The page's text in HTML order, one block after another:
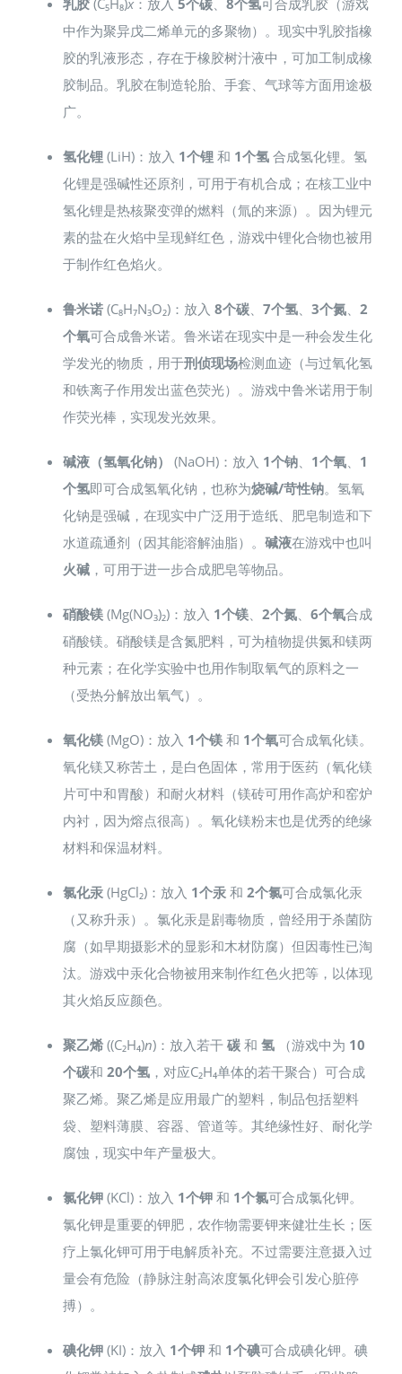
中作为聚异戊二烯单元的多聚物）。现实中乳胶指橡
胶的乳液形态，存在于橡胶树汁液中，可加工制成橡
胶制品。乳胶在制造轮胎、手套、气球等方面用途极
广。
氢化锂(LiH)：放入 1个锂和 1个氢合成氢化锂。氢
化锂是强碱性还原剂，可用于有机合成；在核工业中
氢化锂是热核聚变弹的燃料（氚的来源）。因为锂元
素的盐在火焰中呈现鲜红色，游戏中锂化合物也被用
于制作红色焰火。
鲁米诺(C₈H₇N₃O₂)：放入 8个碳、 7个氢、 3个氮、 2
个氧可合成鲁米诺。鲁米诺在现实中是一种会发生化
学发光的物质，用于刑侦现场检测血迹（与过氧化氢
和铁离子作用发出蓝色荧光）。游戏中鲁米诺用于制
作荧光棒，实现发光效果。
碱液（氢氧化钠） (NaOH)：放入 1个钠、 1个氧、 1
个氢即可合成氢氧化钠，也称为烧碱/苛性钠。氢氧
化钠是强碱，在现实中广泛用于造纸、肥皂制造和下
水道疏通剂（因其能溶解油脂）。 碱液在游戏中也叫
火碱，可用于进一步合成肥皂等物品。
硝酸镁(Mg(NO₃)₂)：放入 1个镁、 2个氮、 6个氧合成
硝酸镁。硝酸镁是含氮肥料，可为植物提供氮和镁两
种元素；在化学实验中也用作制取氧气的原料之一
（受热分解放出氧气）。
氧化镁(MgO)：放入 1个镁和 1个氧可合成氧化镁。
氧化镁又称苦土，是白色固体，常用于医药（氧化镁
片可中和胃酸）和耐火材料（镁砖可用作高炉和窑炉
内衬，因为熔点很高）。氧化镁粉末也是优秀的绝缘
材料和保温材料。
氯化汞(HgCl₂)：放入 1个汞和 2个氯可合成氯化汞
（又称升汞）。氯化汞是剧毒物质，曾经用于杀菌防
腐（如早期摄影术的显影和木材防腐）但因毒性已淘
汰。游戏中汞化合物被用来制作红色火把等，以体现
其火焰反应颜色。
聚乙烯((C₂H₄)n)：放入若干 碳和 氢（游戏中为 10
个碳和 20个氢，对应C₂H₄单体的若干聚合）可合成
聚乙烯。聚乙烯是应用最广的塑料，制品包括塑料
袋、塑料薄膜、容器、管道等。其绝缘性好、耐化学
腐蚀，现实中年产量极大。
氯化钾(KCl)：放入 1个钾和 1个氯可合成氯化钾。
氯化钾是重要的钾肥，农作物需要钾来健壮生长；医
疗上氯化钾可用于电解质补充。不过需要注意摄入过
量会有危险（静脉注射高浓度氯化钾会引发心脏停
搏）。
碘化钾(KI)：放入 1个钾和 1个碘可合成碘化钾。碘